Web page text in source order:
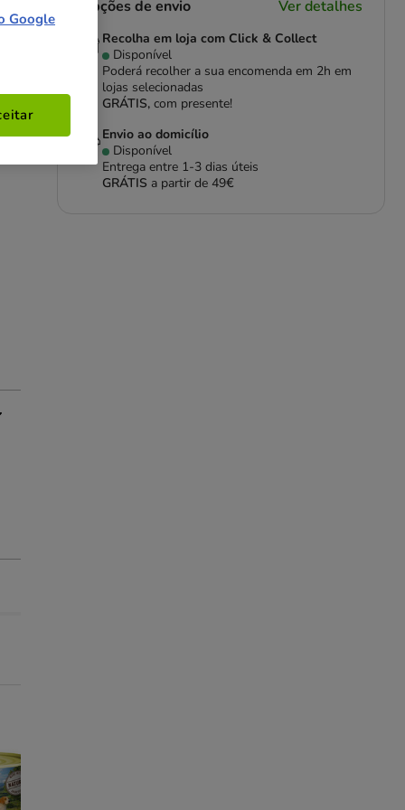
Opções de envio Ver detalhes
Recolha em loja com Click & Collect
Disponível
Poderá recolher a sua encomenda em 2h em
lojas selecionadas
GRÁTIS,com presente!
Envio ao domicílio
Disponível
Entrega entre 1-3 dias úteis
GRÁTIS a partir de 49€
Google